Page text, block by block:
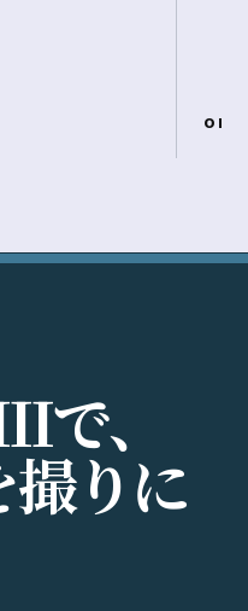
IIで、
撮りに